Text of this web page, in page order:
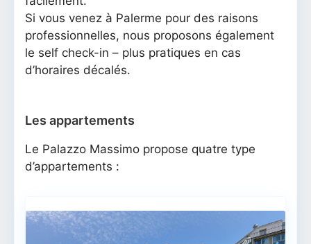
Si vous venez à Palerme pour des raisons
professionnelles, nous proposons également
le self check-in – plus pratiques en cas
d’horaires décalés.
Les appartements
Le Palazzo Massimo propose quatre type
d’appartements :